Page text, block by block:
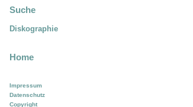
Suche
Diskographie
Home
Impressum
Datenschutz
Copyright